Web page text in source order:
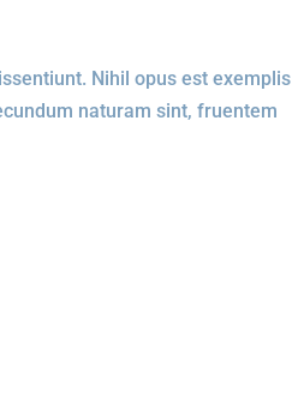
Nihil opus est exemplis
naturam sint, fruentem